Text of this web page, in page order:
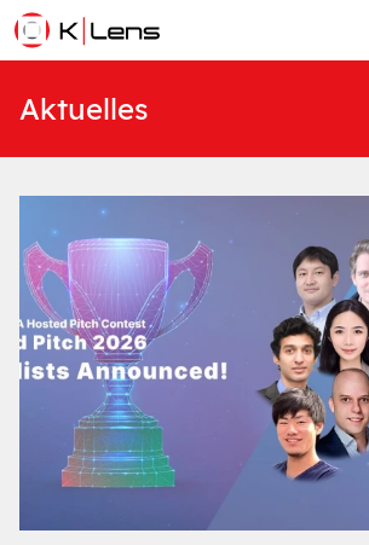
Aktuelles